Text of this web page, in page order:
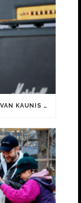
KAIJA KOON ELÄMÄSTÄ KERTOVAN KAUNIS RIETAS ONNELLINEN -ELOKUVAN TRAILER JULKI